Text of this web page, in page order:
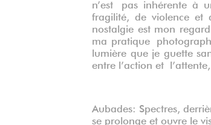
n’est pas inhérente à
fragilité, de violence et
nostalgie est mon
ma pratique
lumière que je guette
entre l’action et
Aubades: Spectres,
se prolonge et ouvre le